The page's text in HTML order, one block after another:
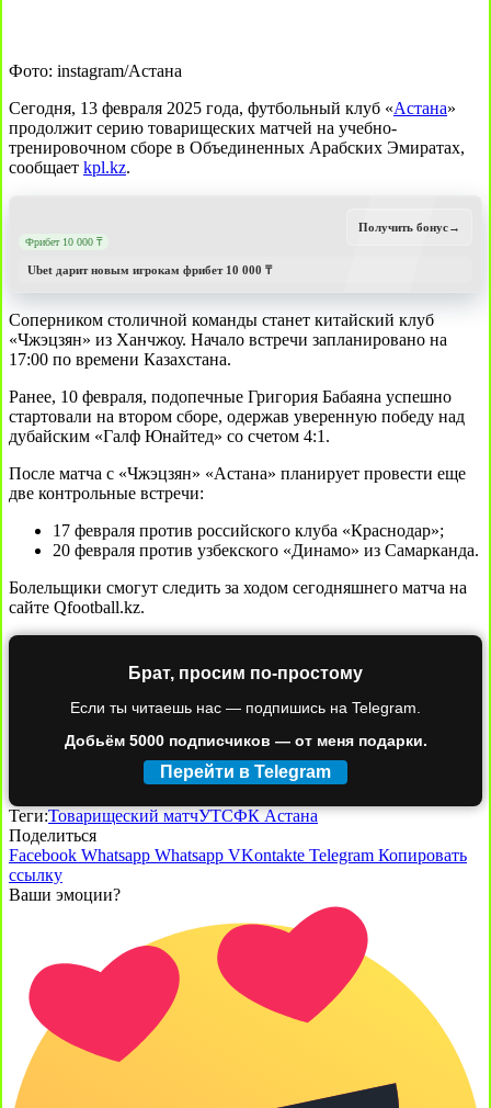
Фото: instagram/Астана
Сегодня, 13 февраля 2025 года, футбольный клуб «Астана»
продолжит серию товарищеских матчей на учебно-
тренировочном сборе в Объединенных Арабских Эмиратах,
сообщает kpl.kz.
Фрибет 10 000 ₸
Ubet дарит новым игрокам фрибет 10 000 ₸
Получить бонус→
Соперником столичной команды станет китайский клуб
«Чжэцзян» из Ханчжоу. Начало встречи запланировано на
17:00 по времени Казахстана.
Ранее, 10 февраля, подопечные Григория Бабаяна успешно
стартовали на втором сборе, одержав уверенную победу над
дубайским «Галф Юнайтед» со счетом 4:1.
После матча с «Чжэцзян» «Астана» планирует провести еще
две контрольные встречи:
17 февраля против российского клуба «Краснодар»;
20 февраля против узбекского «Динамо» из Самарканда.
Болельщики смогут следить за ходом сегодняшнего матча на
сайте Qfootball.kz.
Брат, просим по-простому
Если ты читаешь нас — подпишись на Telegram.
Добьём 5000 подписчиков — от меня подарки.
Перейти в Telegram
Теги:Товарищеский матчУТСФК Астана
Поделиться
Facebook Whatsapp Whatsapp VKontakte Telegram Копировать
ссылку
Ваши эмоции?